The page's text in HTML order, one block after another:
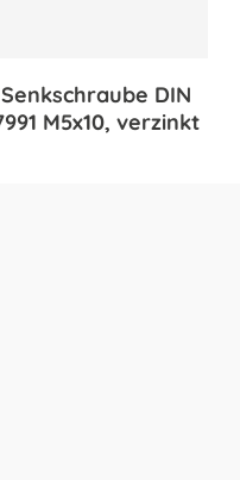
Senkschraube DIN
M5x10, verzinkt